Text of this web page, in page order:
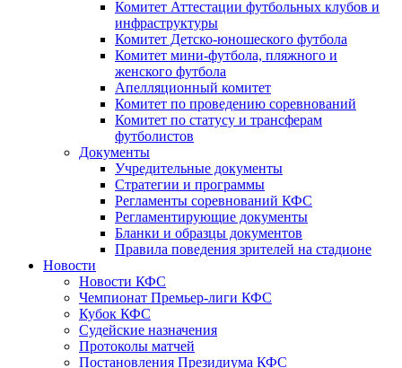
Комитет Аттестации футбольных клубов и
инфраструктуры
Комитет Детско-юношеского футбола
Комитет мини-футбола, пляжного и
женского футбола
Апелляционный комитет
Комитет по проведению соревнований
Комитет по статусу и трансферам
футболистов
Документы
Учредительные документы
Стратегии и программы
Регламенты соревнований КФС
Регламентирующие документы
Бланки и образцы документов
Правила поведения зрителей на стадионе
Новости
Новости КФС
Чемпионат Премьер-лиги КФС
Кубок КФС
Судейские назначения
Протоколы матчей
Постановления Президиума КФС